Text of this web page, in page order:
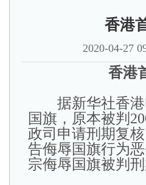
香港
2020-04-27
香港
据新华社香港
国旗，原本被判
政司申请刑期复
告侮辱国旗行为
宗侮辱国旗被判刑